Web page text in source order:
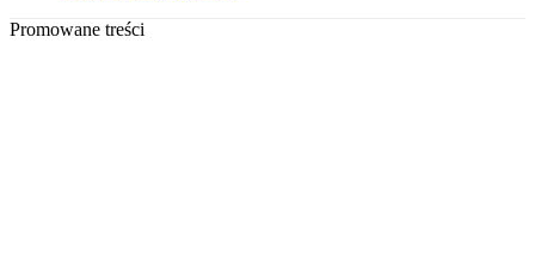
Promowane treści